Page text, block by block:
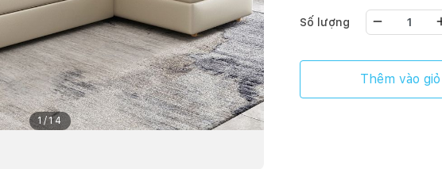
1/14
Số lượng
Thêm vào giỏ